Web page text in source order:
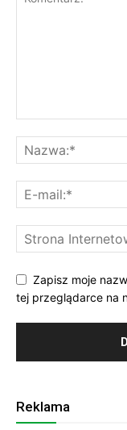
Zapisz moje
tej przeglądarce na
Reklama